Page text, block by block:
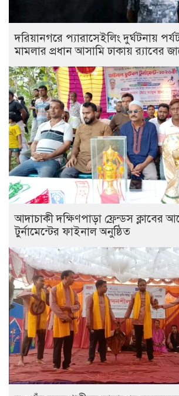
দরিয়ানগরে প্যারাসেইলিং দুর্ঘটনায়
মামলার প্রধান আসামি ঢাকায় র‌্যাবের
আদাচাকী দক্ষিণপাড়া ফ্রেন্ডস
টুর্নামেন্টের ফাইনাল অনুষ্ঠিত